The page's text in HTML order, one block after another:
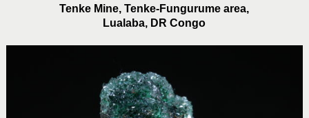
Tenke Mine, Tenke-Fungurume area,
Lualaba, DR Congo